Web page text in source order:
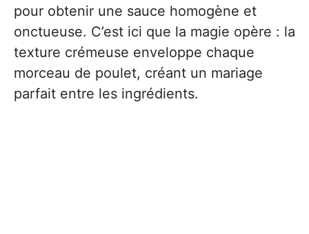
pour obtenir une sauce homogène et
onctueuse. C’est ici que la magie opère : la
texture crémeuse enveloppe chaque
morceau de poulet, créant un mariage
parfait entre les ingrédients.